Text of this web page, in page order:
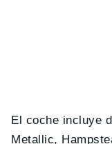
El coche incluye
Metallic,